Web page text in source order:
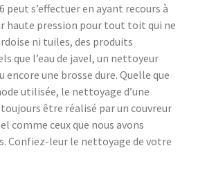
peut s’effectuer en ayant recours à
haute pression pour tout toit qui ne
ni tuiles, des produits
que l’eau de javel, un nettoyeur
encore une brosse dure. Quelle que
utilisée, le nettoyage d’une
être réalisé par un couvreur
comme ceux que nous avons
Confiez-leur le nettoyage de votre